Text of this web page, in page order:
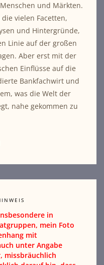
und Märkten.
vielen Facetten,
und Hintergründe,
Linie auf der großen
Aber erst mit der
Einflüsse auf die
Bankfachwirt und
was die Welt der
nahe gekommen zu
in
mein Foto
mit
unter Angabe
missbräuchlich